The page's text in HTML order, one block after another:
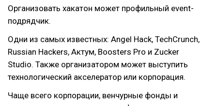
Организовать хакатон может профильный event-
подрядчик.
Одни из самых известных: Angel Hack, TechCrunch,
Russian Hackers, Актум, Boosters Pro и Zucker
Studio. Также организатором может выступить
технологический акселератор или корпорация.
Чаще всего корпорации, венчурные фонды и